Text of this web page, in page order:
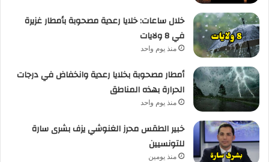
خلال ساعات: خلايا رعدية مصحوبة بأمطار غزيرة
في 8 ولايات
منذ يوم واحد
أمطار مصحوبة بخلايا رعدية وانخفاض في درجات
الحرارة بهذه المناطق
منذ يوم واحد
خبير الطقس محرز الغنوشي يزف بشرى سارة
للتونسيين
منذ يومين